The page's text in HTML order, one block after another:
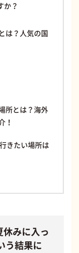
か？
は？人気の国
所とは？海外
！
きたい場所は
みに入っ
う結果に